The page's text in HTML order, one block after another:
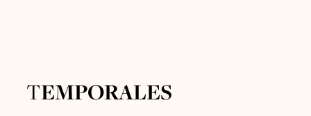
TEMPORALES